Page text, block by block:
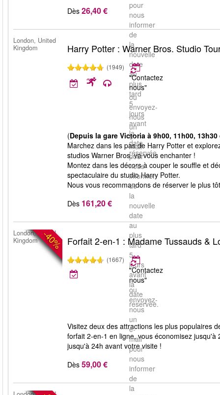
pour
nous
informer
de
la
nouvelle
date
au
plus
tard
5
jours
avant
la
date
réservée.
Dès 26,40 €
London, United
Kingdom
Harry Potter : Warner Bros. Studio
(1949)
"Contactez
nous"
ou
envoyez-
nous
un
e-
mail
pour
nous
informer
de
la
nouvelle
date
au
plus
tard
5
jours
avant
la
date
réservée.
(Depuis la gare Victoria à 9h00, 11h00, 13h30
Marchez dans les pas de Harry Potter et
studios Warner Bros. va vous enchanter !
Montez dans les décors à couper le souffle et
spectaculaire du studio Harry Potter.
Nous vous recommandons de réserver le plus
Dès 161,20 €
-40%
London, United
Kingdom
Forfait 2-en-1 : Madame Tussauds &
(1667)
"Contactez
nous"
ou
envoyez-
nous
un
e-
mail
pour
nous
informer
de
la
Visitez deux des attractions les plus populaires
forfait 2-en-1 en ligne, vous économisez
jusqu'à 24h avant votre visite !
Dès 59,00 €